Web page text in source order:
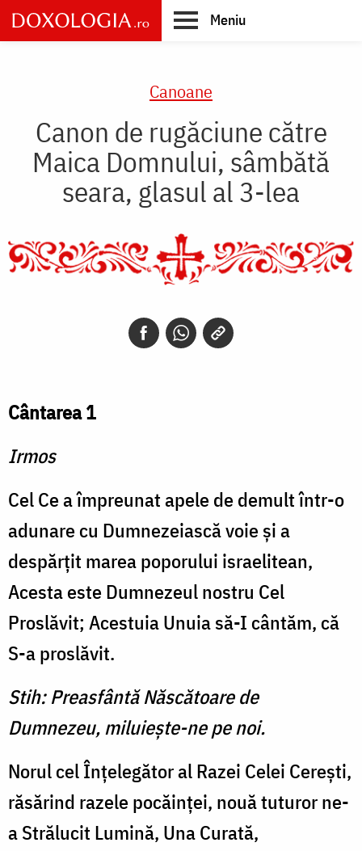
Skip
to
main
Meniu
Canoane
Canon de rugăciune către
Maica Domnului, sâmbătă
seara, glasul al 3-lea
Cântarea 1
Irmos
Cel Ce a împreunat apele de demult într-o
adunare cu Dumnezeiască voie şi a
despărţit marea poporului israelitean,
Acesta este Dumnezeul nostru Cel
Proslăvit; Acestuia Unuia să-I cântăm, că
S-a proslăvit.
Stih: Preasfântă Născătoare de
Dumnezeu, miluieşte-ne pe noi.
Norul cel Înţelegător al Razei Celei Cereşti,
răsărind razele pocăinţei, nouă tuturor ne-
a Strălucit Lumină, Una Curată,